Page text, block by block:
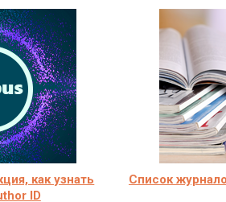
как узнать
ID
Список